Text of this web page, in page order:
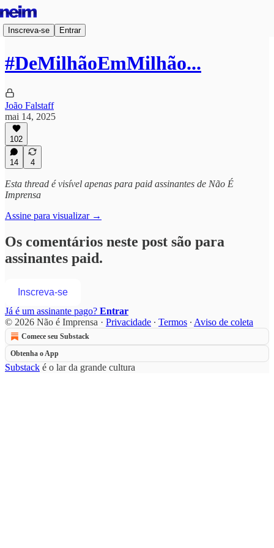
Inscreva-se Entrar
#DeMilhãoEmMilhão...
João Falstaff
mai 14, 2025
102
14 4
Esta thread é visível apenas para paid assinantes de Não É
Imprensa
Assine para visualizar →
Os comentários neste post são para
assinantes paid.
Inscreva-se
Já é um assinante pago? Entrar
© 2026 Não é Imprensa · Privacidade ∙ Termos ∙ Aviso de coleta
Comece seu Substack
Obtenha o App
Substack é o lar da grande cultura